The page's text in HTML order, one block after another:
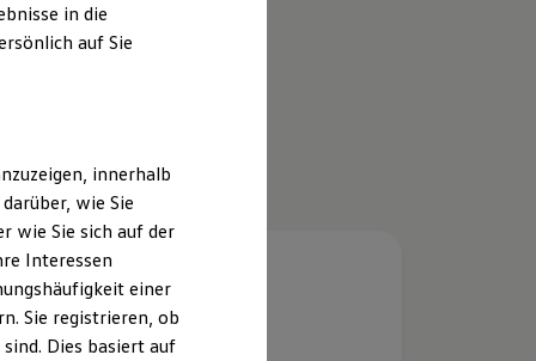
in die
auf Sie
innerhalb
wie Sie
wie Sie sich auf der
Interessen
einer
Sie registrieren, ob
Dies basiert auf